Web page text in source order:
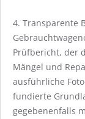
4. Transparente
Prüfbericht, der
Mängel und
ausführliche
fundierte
gegebenenfalls